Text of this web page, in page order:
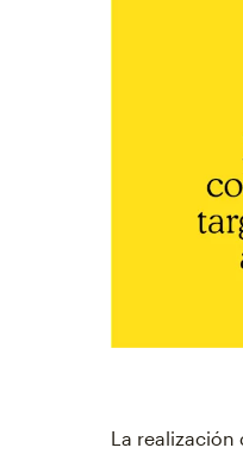
La